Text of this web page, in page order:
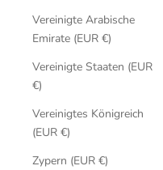
Vereinigte Arabische
Emirate (EUR €)
Vereinigte Staaten (EUR
€)
Vereinigtes Königreich
(EUR €)
Zypern (EUR €)